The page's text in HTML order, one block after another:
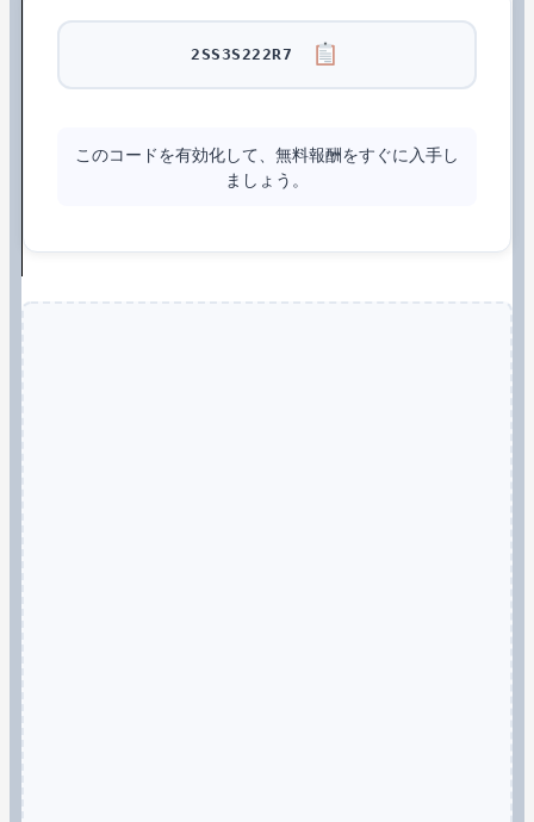
2SS3S222R7
このコードを有効化して、無料報酬をすぐに入手し
ましょう。